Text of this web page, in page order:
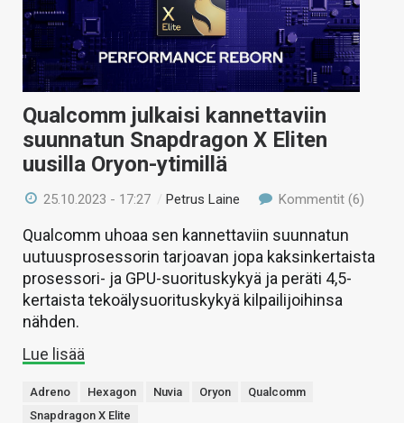
Qualcomm julkaisi kannettaviin
suunnatun Snapdragon X Eliten
uusilla Oryon-ytimillä
25.10.2023 - 17:27 /Petrus Laine Kommentit (6)
Qualcomm uhoaa sen kannettaviin suunnatun
uutuusprosessorin tarjoavan jopa kaksinkertaista
prosessori- ja GPU-suorituskykyä ja peräti 4,5-
kertaista tekoälysuorituskykyä kilpailijoihinsa
nähden.
Lue lisää
Adreno Hexagon Nuvia Oryon
Qualcomm
Snapdragon X Elite